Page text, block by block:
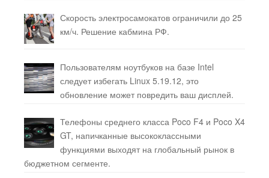
Скорость электросамокатов ограничили до 25
км/ч. Решение кабмина РФ.
Пользователям ноутбуков на базе Intel
следует избегать Linux 5.19.12, это
обновление может повредить ваш дисплей.
Телефоны среднего класса Poco F4 и Poco X4
GT, напичканные высококлассными
функциями выходят на глобальный рынок в
бюджетном сегменте.